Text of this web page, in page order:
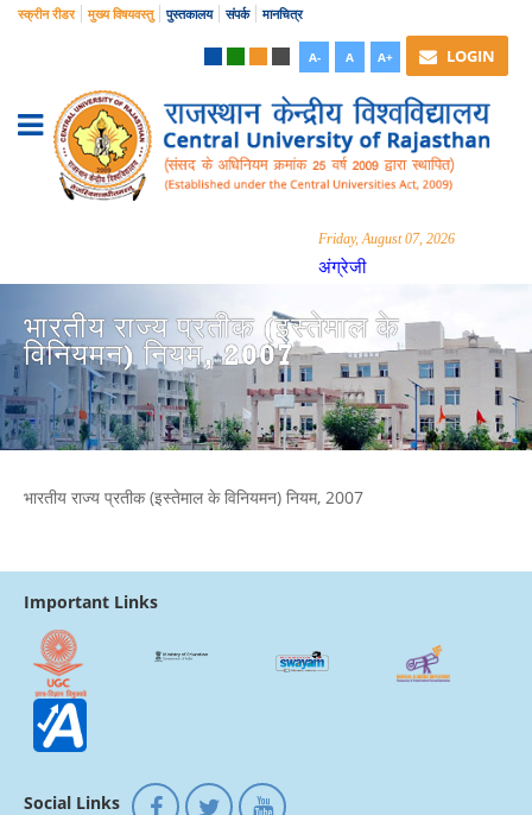
स्क्रीन रीडर मुख्य विषयवस्तु पुस्तकालय संपर्क मानचित्र
A- A A+ LOGIN
Friday, August 07, 2026
अंग्रेजी
भारतीय राज्‍य प्रतीक (इस्तेमाल के
विनियमन) नियम, 2007
भारतीय राज्‍य प्रतीक (इस्तेमाल के विनियमन) नियम, 2007
Important Links
Social Links